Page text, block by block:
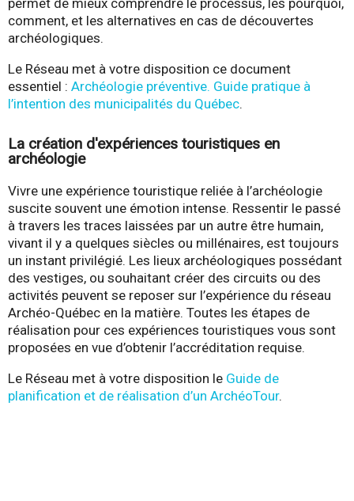
comment, et les alternatives en cas de découvertes
archéologiques.
Le Réseau met à votre disposition ce document
essentiel : Archéologie préventive. Guide pratique à
l’intention des municipalités du Québec.
La création d'expériences touristiques en
archéologie
Vivre une expérience touristique reliée à l’archéologie
suscite souvent une émotion intense. Ressentir le passé
à travers les traces laissées par un autre être humain,
vivant il y a quelques siècles ou millénaires, est toujours
un instant privilégié. Les lieux archéologiques possédant
des vestiges, ou souhaitant créer des circuits ou des
activités peuvent se reposer sur l’expérience du réseau
Archéo-Québec en la matière. Toutes les étapes de
réalisation pour ces expériences touristiques vous sont
proposées en vue d’obtenir l’accréditation requise.
Le Réseau met à votre disposition le Guide de
planification et de réalisation d’un ArchéoTour.